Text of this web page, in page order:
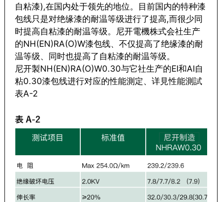
自粘漆),在国内处于领先的地位。目前国内的特种漆
包线只是对绝缘漆的耐温等级进行了提高,而很少同
时提高自粘漆的耐温等级。尼开電機株式会社生产
的NH(EN)RA(O)W漆包线、不仅提高了绝缘漆的耐
温等级、同时也提高了自粘漆的耐温等级。
尼开製NH(EN)RA(O)W0.30与它社生产的EI和AI自
粘0.30漆包线进行对应的性能測定、详見性能測試
表A-2